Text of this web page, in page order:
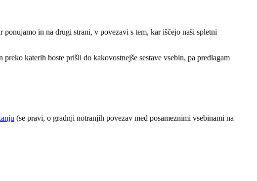
ponujamo in na drugi strani, v povezavi s tem, kar iščejo naši spletni
katerih boste prišli do kakovostnejše sestave vsebin, pa predlagam
(se pravi, o gradnji notranjih povezav med posameznimi vsebinami na